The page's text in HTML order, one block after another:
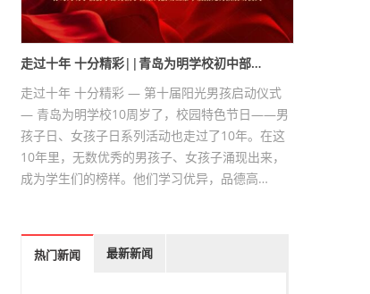
走过十年 十分精彩||青岛为明学校初中部…
走过十年 十分精彩 — 第十届阳光男孩启动仪式
— 青岛为明学校10周岁了，校园特色节日——男
孩子日、女孩子日系列活动也走过了10年。在这
10年里，无数优秀的男孩子、女孩子涌现出来，
成为学生们的榜样。他们学习优异，品德高…
热门新闻 最新新闻